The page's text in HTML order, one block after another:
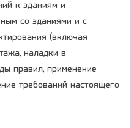
к зданиям и
со зданиями и с
(включая
наладки в
правил, применение
требований настоящего